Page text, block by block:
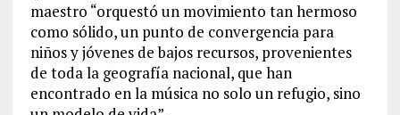
maestro “orquestó un movimiento tan hermoso
como sólido, un punto de convergencia para
niños y jóvenes de bajos recursos, provenientes
de toda la geografía nacional, que han
encontrado en la música no solo un refugio, sino